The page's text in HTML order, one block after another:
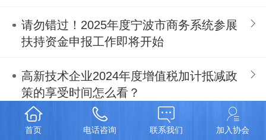
请勿错过！2025年度宁波市商务系统参展
扶持资金申报工作即将开始
高新技术企业2024年度增值税加计抵减政
策的享受时间怎么看？
宁波市制造业设备购置更新融资财政贴息
首页 电话咨询 联系我们 加入协会